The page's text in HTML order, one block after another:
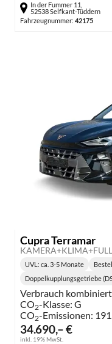
In der Fummer 11,
52538 Selfkant-Tüddern
Fahrzeugnummer: 42175
Cupra Terramar
34.690,– €
inkl. 19% MwSt.
Lieferzeit:
UVL : ca. 3-5 Monate
Getriebe:
Doppelkupplungsgetriebe
Verbrauch
CO2-Klasse: G
CO2-Emissionen: